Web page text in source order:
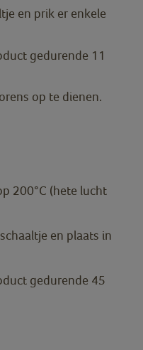
en prik er enkele
gedurende 11
op te dienen.
200°C (hete lucht
en plaats in
gedurende 45